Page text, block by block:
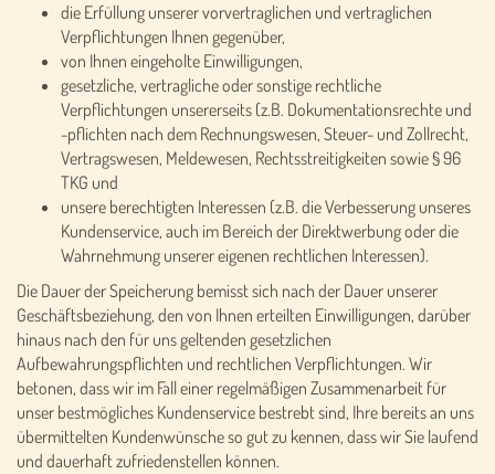
die Erfüllung unserer vorvertraglichen und vertraglichen
Verpflichtungen Ihnen gegenüber,
von Ihnen eingeholte Einwilligungen,
gesetzliche, vertragliche oder sonstige rechtliche
Verpflichtungen unsererseits (z.B. Dokumentationsrechte und
-pflichten nach dem Rechnungswesen, Steuer- und Zollrecht,
Vertragswesen, Meldewesen, Rechtsstreitigkeiten sowie § 96
TKG und
unsere berechtigten Interessen (z.B. die Verbesserung unseres
Kundenservice, auch im Bereich der Direktwerbung oder die
Wahrnehmung unserer eigenen rechtlichen Interessen).
Die Dauer der Speicherung bemisst sich nach der Dauer unserer
Geschäftsbeziehung, den von Ihnen erteilten Einwilligungen, darüber
hinaus nach den für uns geltenden gesetzlichen
Aufbewahrungspflichten und rechtlichen Verpflichtungen. Wir
betonen, dass wir im Fall einer regelmäßigen Zusammenarbeit für
unser bestmögliches Kundenservice bestrebt sind, Ihre bereits an uns
übermittelten Kundenwünsche so gut zu kennen, dass wir Sie laufend
und dauerhaft zufriedenstellen können.